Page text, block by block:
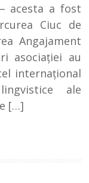
acesta a fost
Ciuc de
Angajament
asociaţiei au
internaţional
ale
[…]